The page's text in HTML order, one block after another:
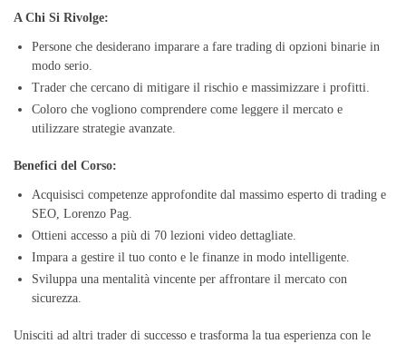
A Chi Si Rivolge:
Persone che desiderano imparare a fare trading di opzioni binarie in
modo serio.
Trader che cercano di mitigare il rischio e massimizzare i profitti.
Coloro che vogliono comprendere come leggere il mercato e
utilizzare strategie avanzate.
Benefici del Corso:
Acquisisci competenze approfondite dal massimo esperto di trading e
SEO, Lorenzo Pag.
Ottieni accesso a più di 70 lezioni video dettagliate.
Impara a gestire il tuo conto e le finanze in modo intelligente.
Sviluppa una mentalità vincente per affrontare il mercato con
sicurezza.
Unisciti ad altri trader di successo e trasforma la tua esperienza con le